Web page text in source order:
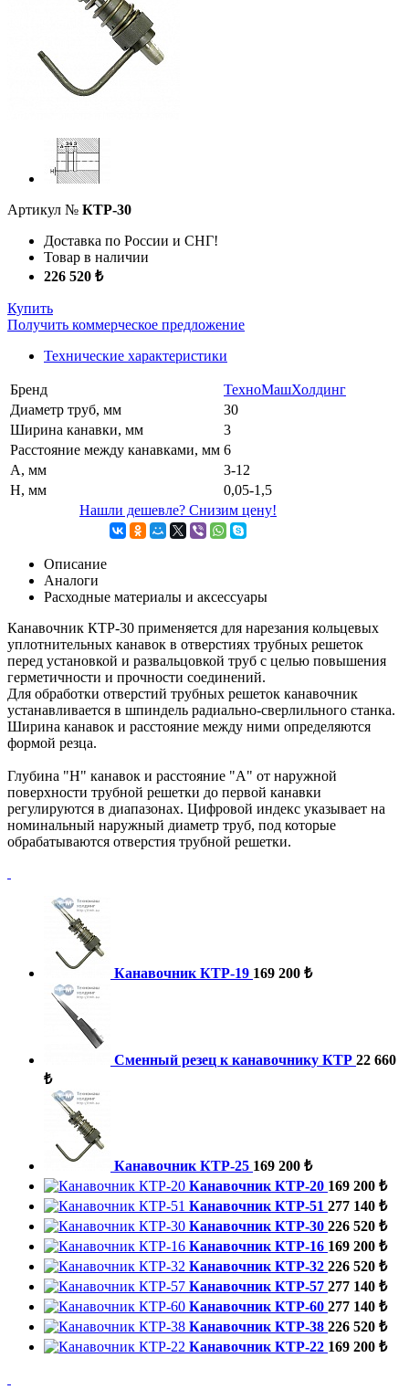
Артикул № КТР-30
Доставка по России и СНГ!
Товар в наличии
226 520 ₺
Купить
Получить коммерческое предложение
Технические характеристики
Бренд
ТехноМашХолдинг
Диаметр труб, мм
30
Ширина канавки, мм
3
Расстояние между канавками, мм 6
А, мм
3-12
Н, мм
0,05-1,5
Нашли дешевле? Снизим цену!
Описание
Аналоги
Расходные материалы и аксессуары
Канавочник КТР-30 применяется для нарезания кольцевых
уплотнительных канавок в отверстиях трубных решеток
перед установкой и развальцовкой труб с целью повышения
герметичности и прочности соединений.
Для обработки отверстий трубных решеток канавочник
устанавливается в шпиндель радиально-сверлильного станка.
Ширина канавок и расстояние между ними определяются
формой резца.
Глубина "Н" канавок и расстояние "А" от наружной
поверхности трубной решетки до первой канавки
регулируются в диапазонах. Цифровой индекс указывает на
номинальный наружный диаметр труб, под которые
обрабатываются отверстия трубной решетки.
Канавочник КТР-19 169 200 ₺
Сменный резец к канавочнику КТР 22 660
₺
Канавочник КТР-25 169 200 ₺
Канавочник КТР-20 169 200 ₺
Канавочник КТР-51 277 140 ₺
Канавочник КТР-30 226 520 ₺
Канавочник КТР-16 169 200 ₺
Канавочник КТР-32 226 520 ₺
Канавочник КТР-57 277 140 ₺
Канавочник КТР-60 277 140 ₺
Канавочник КТР-38 226 520 ₺
Канавочник КТР-22 169 200 ₺